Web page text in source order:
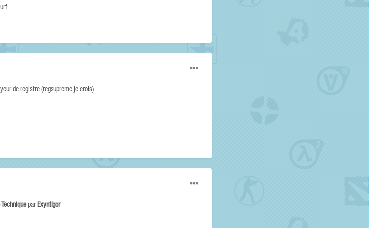
de registre (regsupreme je crois)
TechniqueparExyntigor